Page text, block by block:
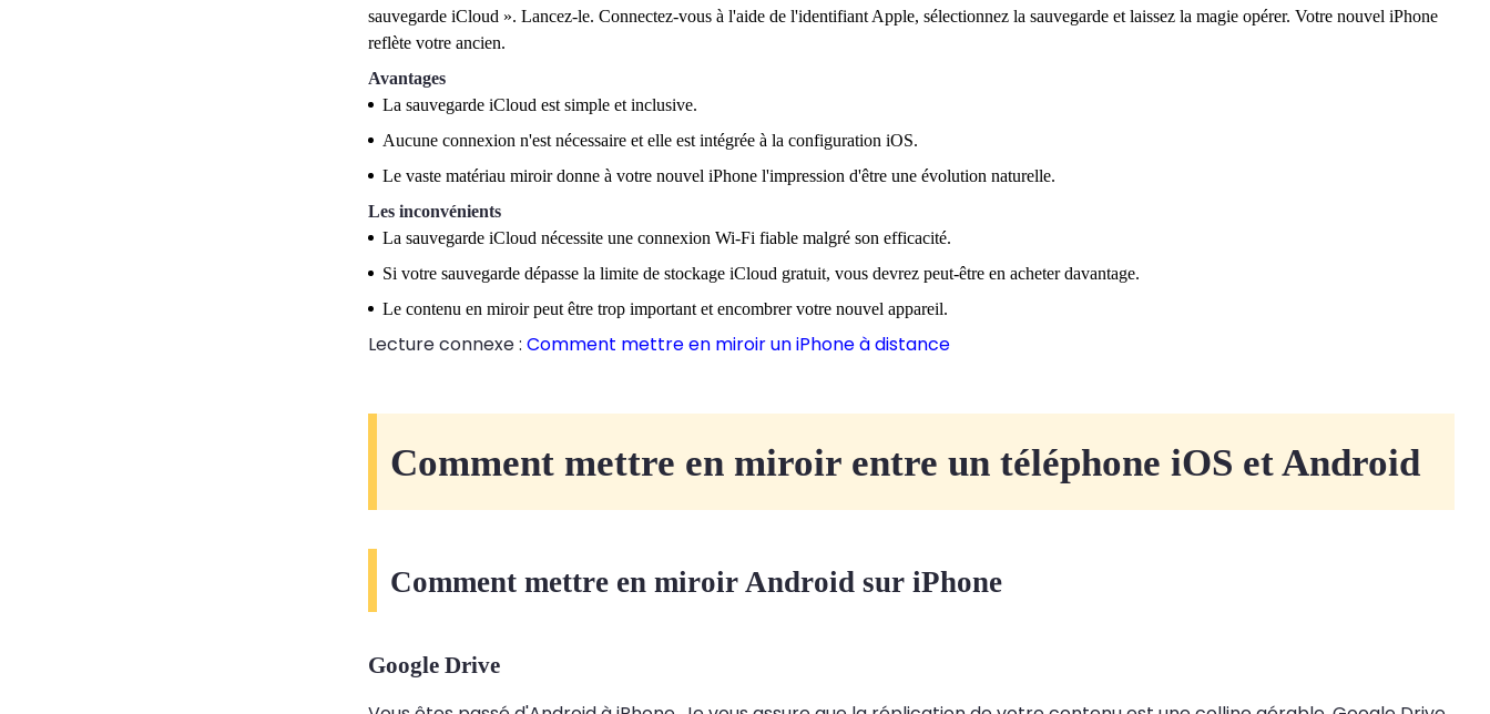
sauvegarde iCloud ». Lancez-le. Connectez-vous à l'aide de l'identifiant Apple, sélectionnez la sauvegarde et laissez la magie opérer. Votre nouvel iPhone
reflète votre ancien.
Avantages
La sauvegarde iCloud est simple et inclusive.
Aucune connexion n'est nécessaire et elle est intégrée à la configuration iOS.
Le vaste matériau miroir donne à votre nouvel iPhone l'impression d'être une évolution naturelle.
Les inconvénients
La sauvegarde iCloud nécessite une connexion Wi-Fi fiable malgré son efficacité.
Si votre sauvegarde dépasse la limite de stockage iCloud gratuit, vous devrez peut-être en acheter davantage.
Le contenu en miroir peut être trop important et encombrer votre nouvel appareil.
Lecture connexe : Comment mettre en miroir un iPhone à distance
Comment mettre en miroir entre un téléphone iOS et Android
Comment mettre en miroir Android sur iPhone
Google Drive